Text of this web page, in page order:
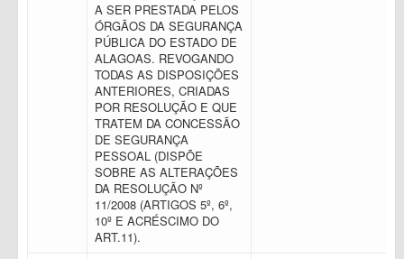
A SER PRESTADA PELOS
ÓRGÃOS DA SEGURANÇA
PÚBLICA DO ESTADO DE
ALAGOAS. REVOGANDO
TODAS AS DISPOSIÇÕES
ANTERIORES, CRIADAS
POR RESOLUÇÃO E QUE
TRATEM DA CONCESSÃO
DE SEGURANÇA
PESSOAL (DISPÕE
SOBRE AS ALTERAÇÕES
DA RESOLUÇÃO Nº
11/2008 (ARTIGOS 5º, 6º,
10º E ACRÉSCIMO DO
ART.11).